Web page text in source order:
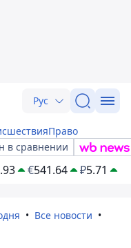
Рус
Право
в сравнении
€541.64 ₽5.71
Все новости